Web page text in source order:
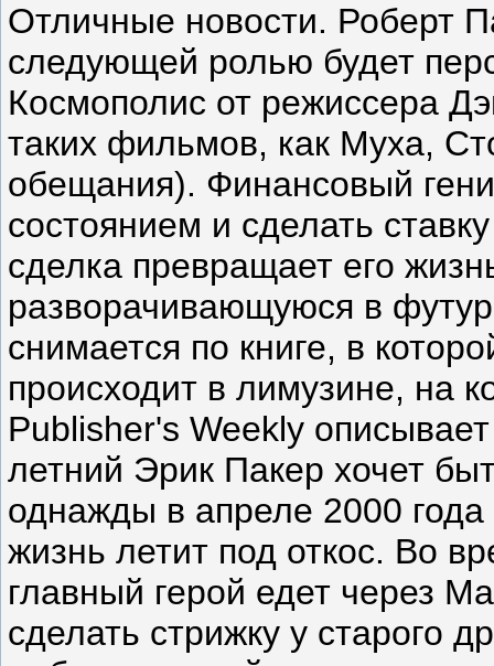
Отличные новости. Роберт
следующей ролью будет
Космополис от режиссера
таких фильмов, как Муха,
обещания). Финансовый
состоянием и сделать
сделка превращает его
разворачивающуюся в
снимается по книге, в
происходит в лимузине, на
Publisher's Weekly
летний Эрик Пакер хочет
однажды в апреле 2000 года
жизнь летит под откос. Во
главный герой едет через
сделать стрижку у старого